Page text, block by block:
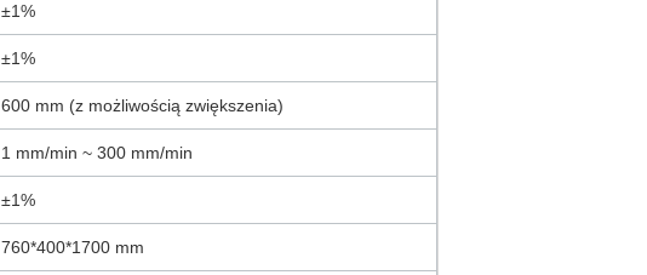
±1%
±1%
600 mm (z możliwością zwiększenia)
1 mm/min ~ 300 mm/min
±1%
760*400*1700 mm